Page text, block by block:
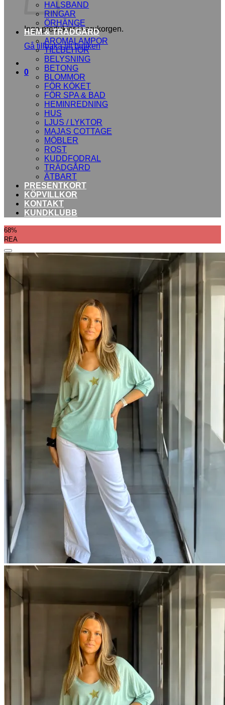
Inga produkter i varukorgen.
Gå tillbaka till butiken
0
HALSBAND
RINGAR
ÖRHÄNGE
HEM & TRÄDGÅRD
AROMALAMPOR
TILLBEHÖR
BELYSNING
BETONG
BLOMMOR
FÖR KÖKET
FÖR SPA & BAD
HEMINREDNING
HUS
LJUS / LYKTOR
MAJAS COTTAGE
MÖBLER
ROST
KUDDFODRAL
TRÄDGÅRD
ÄTBART
PRESENTKORT
KÖPVILLKOR
KONTAKT
KUNDKLUBB
68%
REA